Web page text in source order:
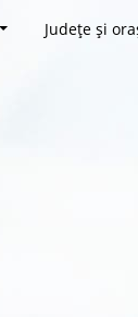
Județe și